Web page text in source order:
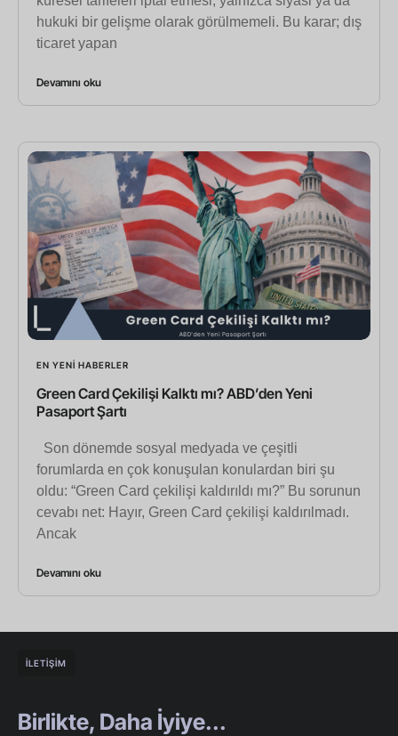
hukuki bir gelişme olarak görülmemeli. Bu karar; dış
ticaret yapan
Devamını oku
EN YENI HABERLER
Green Card Çekilişi Kalktı mı? ABD’den Yeni
Pasaport Şartı
Son dönemde sosyal medyada ve çeşitli
forumlarda en çok konuşulan konulardan biri şu
oldu: “Green Card çekilişi kaldırıldı mı?” Bu sorunun
cevabı net: Hayır, Green Card çekilişi kaldırılmadı.
Ancak
Devamını oku
İLETİŞİM
Birlikte, Daha İyiye...